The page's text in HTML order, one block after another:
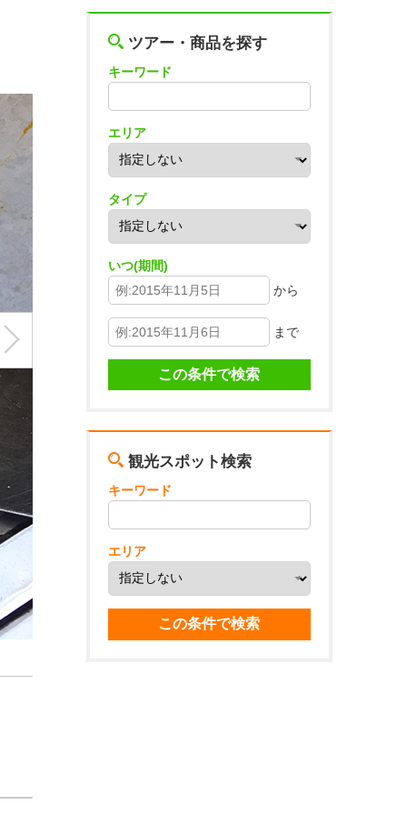
ツアー・商品を探す
キーワード
エリア
タイプ
いつ(期間)
から
まで
観光スポット検索
キーワード
エリア